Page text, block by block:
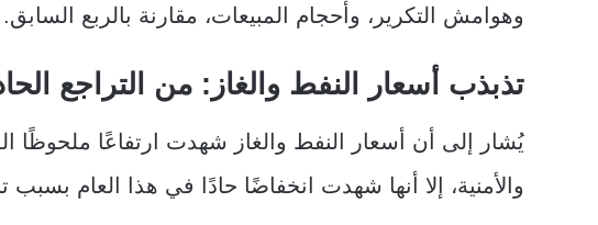
وهوامش التكرير، وأحجام المبيعات، مقارنة بالربع السابق.
تذبذب أسعار النفط والغاز: من التراجع
يُشار إلى أن أسعار النفط والغاز شهدت ارتفاعًا ملحوظًا
والأمنية، إلا أنها شهدت انخفاضًا حادًا في هذا العام